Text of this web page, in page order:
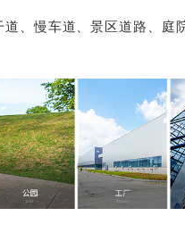
道、慢车道、景区道路、庭